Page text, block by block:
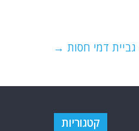
→
קטגוריות